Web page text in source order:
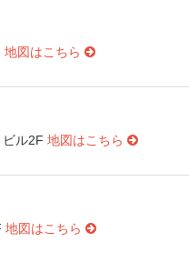
地図はこちら
ル2F 地図はこちら
地図はこちら